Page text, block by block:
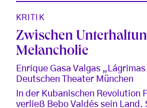
KRITIK
Zwischen
Melancholie
Enrique Gasa Valgas
Deutschen Theater München
In der Kubanischen Revolution
verließ Bebo Valdés sein Land.